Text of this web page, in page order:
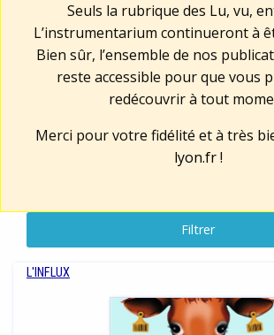
Seuls la rubrique des Lu, vu,
L’instrumentarium continueront à
Bien sûr, l’ensemble de nos
reste accessible pour que vous
redécouvrir à tout
Merci pour votre fidélité et à très
lyon.fr!
Filtrer
L'INFLUX